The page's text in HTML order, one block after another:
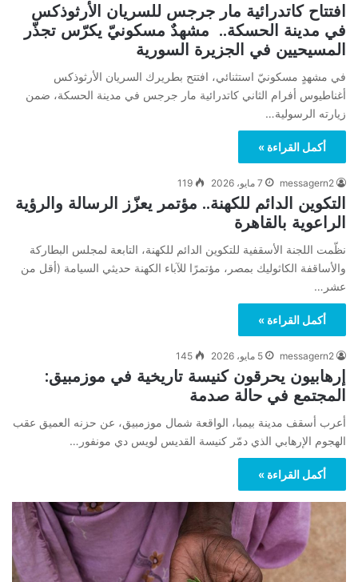
افتتاح كاتدرائية مار جرجس للسريان الأرثوذكس
في مدينة الحسكة.. مشهدٌ مسكونيّ يكرّس تجذّر
المسيحيين في الجزيرة السورية
في مشهدٍ مسكونيّ استثنائي، افتتح بطريرك السريان الأرثوذكس
أغناطيوس أفرام الثاني كاتدرائية مار جرجس في مدينة الحسكة، ضمن
زيارته الرسولية…
أكمل القراءة »
messagern2 7 مايو، 2026 119
التكوين الدائم للكهنة.. مؤتمر يعزّز الرسالة والرؤية
الراعوية بالقاهرة
نظّمت اللجنة الأسقفية للتكوين الدائم للكهنة، التابعة لمجلس البطاركة
والأساقفة الكاثوليك بمصر، مؤتمرًا للآباء الكهنة حديثي السيامة (أقل من
عشر…
أكمل القراءة »
messagern2 5 مايو، 2026 145
إرهابيون يحرقون كنيسة تاريخية في موزمبيق:
المجتمع في حالة صدمة
أعرب أسقف مدينة بيمبا، الواقعة شمال موزمبيق، عن حزنه العميق عقب
الهجوم الإرهابي الذي دمّر كنيسة القديس لويس دي مونفور…
أكمل القراءة »